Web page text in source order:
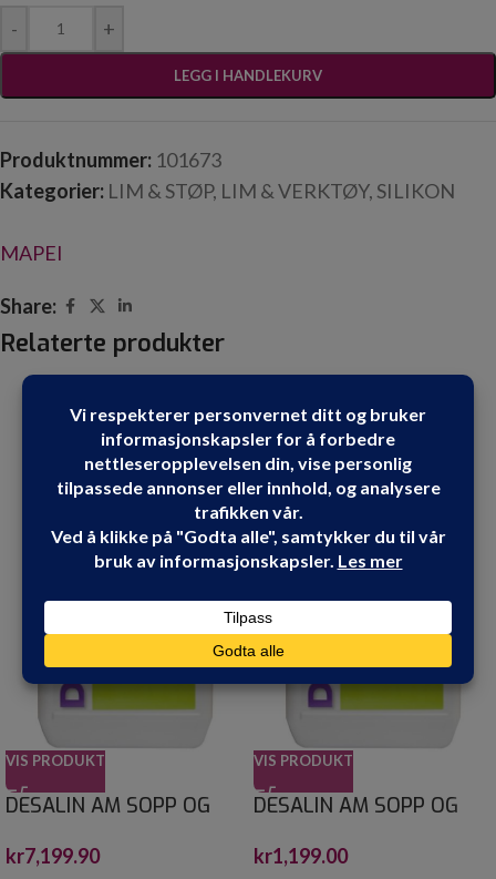
- +
LEGG I HANDLEKURV
Produktnummer: 101673
Kategorier: LIM & STØP, LIM & VERKTØY, SILIKON
MAPEI
Share:
Relaterte produkter
VIS PRODUKT
DESALIN AM SOPP OG
kr7,199.90
VIS PRODUKT
DESALIN AM SOPP OG
kr1,199.00